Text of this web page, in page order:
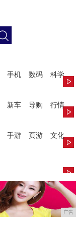
手机 数码
科学
新车 导购
行情
手游 页游
文化
广告